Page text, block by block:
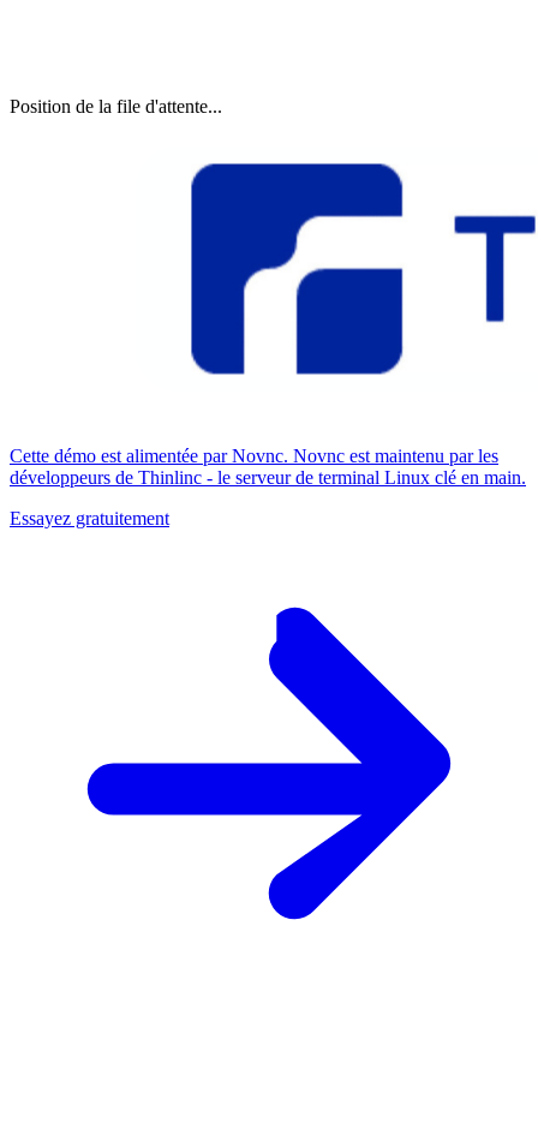
Position de la file d'attente...
Cette démo est alimentée par Novnc. Novnc est maintenu par les
développeurs de Thinlinc - le serveur de terminal Linux clé en main.
Essayez gratuitement